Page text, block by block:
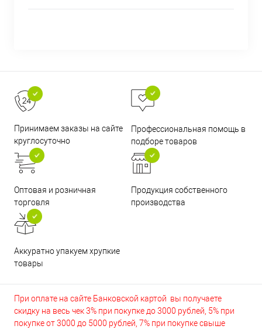
Принимаем заказы на сайте
круглосуточно
Профессиональная помощь в
подборе товаров
Оптовая и розничная
торговля
Продукция собственного
производства
Аккуратно упакуем хрупкие
товары
При оплате на сайте Банковской картой вы получаете
скидку на весь чек 3% при покупке до 3000 рублей, 5% при
покупке от 3000 до 5000 рублей, 7% при покупке свыше